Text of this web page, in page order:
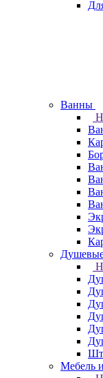
Ванны
Мебель